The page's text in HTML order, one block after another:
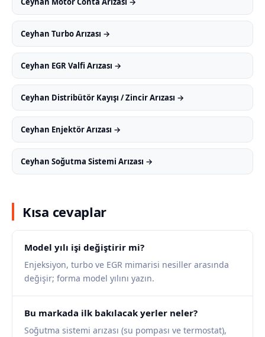
Ceyhan Turbo Arızası →
Ceyhan EGR Valfi Arızası →
Ceyhan Distribütör Kayışı / Zincir Arızası →
Ceyhan Enjektör Arızası →
Ceyhan Soğutma Sistemi Arızası →
Kısa cevaplar
Model yılı işi değiştirir mi?
Enjeksiyon, turbo ve EGR mimarisi nesiller arasında
değişir; forma model yılını yazın.
Bu markada ilk bakılacak yerler neler?
Soğutma sistemi arızası (su pompası ve termostat),